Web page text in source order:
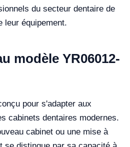
du secteur dentaire de
leur équipement.
modèle YR06012-
pour s'adapter aux
cabinets dentaires modernes.
cabinet ou une mise à